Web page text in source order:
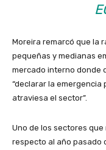
Moreira remarcó que la
pequeñas y medianas
mercado interno donde
“declarar la emergencia
atraviesa el sector”.
Uno de los sectores
respecto al año pasado